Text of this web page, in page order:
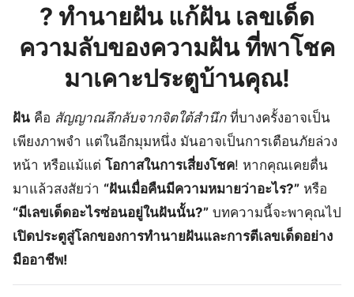
? ทำนายฝัน แก้ฝัน เลขเด็ด
ความลับของความฝัน ที่พาโชค
มาเคาะประตูบ้านคุณ!
ฝัน คือ สัญญาณลึกลับจากจิตใต้สำนึกที่บางครั้งอาจเป็น
เพียงภาพจำ แต่ในอีกมุมหนึ่ง มันอาจเป็นการเตือนภัยล่วง
หน้า หรือแม้แต่ โอกาสในการเสี่ยงโชค! หากคุณเคยตื่น
มาแล้วสงสัยว่า “ฝันเมื่อคืนมีความหมายว่าอะไร?” หรือ
“มีเลขเด็ดอะไรซ่อนอยู่ในฝันนั้น?” บทความนี้จะพาคุณไป
เปิดประตูสู่โลกของการทำนายฝันและการตีเลขเด็ดอย่าง
มืออาชีพ!